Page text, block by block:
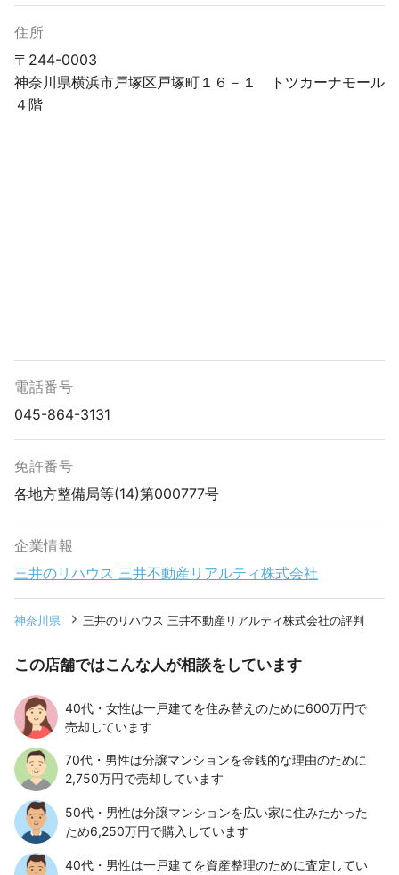
住所
〒244-0003
神奈川県横浜市戸塚区戸塚町１６－１ トツカーナモール
４階
電話番号
045-864-3131
免許番号
各地方整備局等(14)第000777号
企業情報
三井のリハウス 三井不動産リアルティ株式会社
神奈川県 三井のリハウス 三井不動産リアルティ株式会社の評判
この店舗ではこんな人が相談をしています
40代・女性は一戸建てを住み替えのために600万円で
売却しています
70代・男性は分譲マンションを金銭的な理由のために
2,750万円で売却しています
50代・男性は分譲マンションを広い家に住みたかった
ため6,250万円で購入しています
40代・男性は一戸建てを資産整理のために査定してい